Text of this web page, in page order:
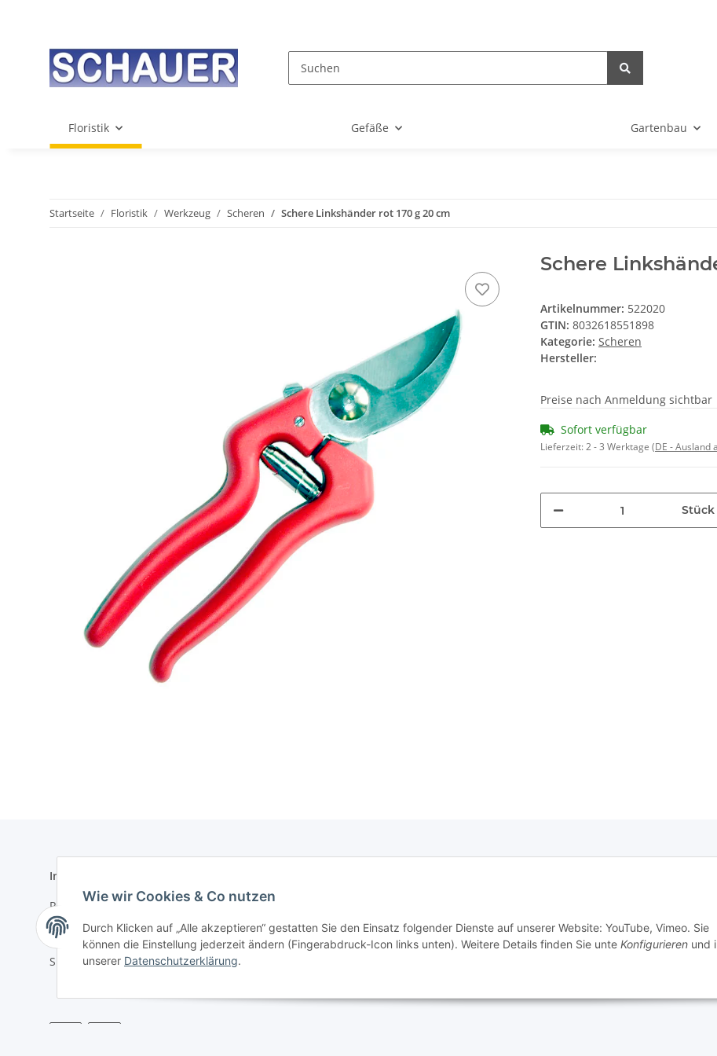
Floristik Gefäße Gartenbau
Startseite Floristik Werkzeug Scheren Schere Linkshänder rot 170 g 20 cm
Schere
Artikelnummer: 522020
GTIN: 8032618551898
Kategorie: Scheren
Hersteller:
Preise nach Anmeldung sichtbar
Sofort verfügbar
Lieferzeit:2 - 3 Werktage (DE - Ausland
Stück
Informationen
Registrieren
Kontakt
Sitemap
Impressum
Wie wir Cookies & Co nutzen
Durch Klicken auf „Alle akzeptieren“ gestatten Sie den Einsatz folgender Dienste auf unserer Website: YouTube, Vimeo. Sie
können die Einstellung jederzeit ändern (Fingerabdruck-Icon links unten). Weitere Details finden Sie unte Konfigurieren und
unserer Datenschutzerklärung.